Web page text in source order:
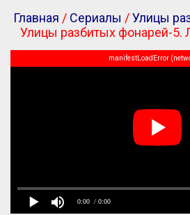
Главная / Сериалы /Улицы
Улицы разбитых фонарей-5.
0:00 / 0:00
manifestLoadError